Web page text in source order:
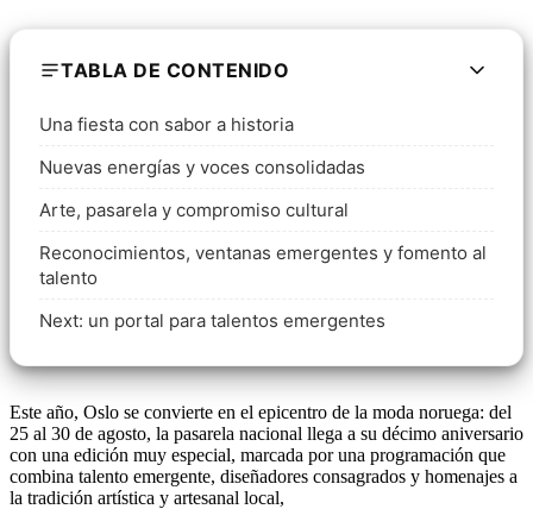
TABLA DE CONTENIDO
Una fiesta con sabor a historia
Nuevas energías y voces consolidadas
Arte, pasarela y compromiso cultural
Reconocimientos, ventanas emergentes y fomento al
talento
Next: un portal para talentos emergentes
Este año, Oslo se convierte en el epicentro de la moda noruega: del
25 al 30 de agosto, la pasarela nacional llega a su décimo aniversario
con una edición muy especial, marcada por una programación que
combina talento emergente, diseñadores consagrados y homenajes a
la tradición artística y artesanal local,